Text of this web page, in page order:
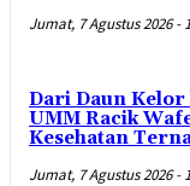
Jumat, 7 Agustus 2026 -
Dari Daun Kelor
UMM Racik
Kesehatan
Jumat, 7 Agustus 2026 -